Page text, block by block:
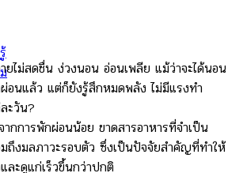
ยไม่สดชื่น ง่วงนอน อ่อนเพลีย แม้ว่าจะได้นอน
อนแล้ว แต่ก็ยังรู้สึกหมดพลัง ไม่มีแรงทำ
ะวัน?
ากการพักผ่อนน้อย ขาดสารอาหารที่จำเป็น
ถึงมลภาวะรอบตัว ซึ่งเป็นปัจจัยสำคัญที่ทำให้
ละดูแก่เร็วขึ้นกว่าปกติ